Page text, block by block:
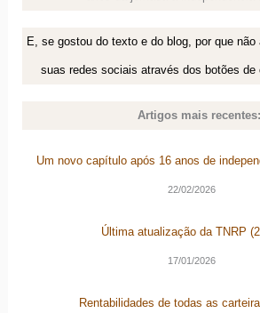
E, se gostou do texto e do blog, por que não
suas redes sociais através dos botões de
Artigos mais recentes:
Um novo capítulo após 16 anos de
22/02/2026
Última atualização da TNRP
17/01/2026
Rentabilidades de todas as